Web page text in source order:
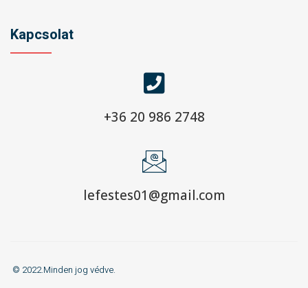
Kapcsolat
+36 20 986 2748
lefestes01@gmail.com
© 2022.Minden jog védve.